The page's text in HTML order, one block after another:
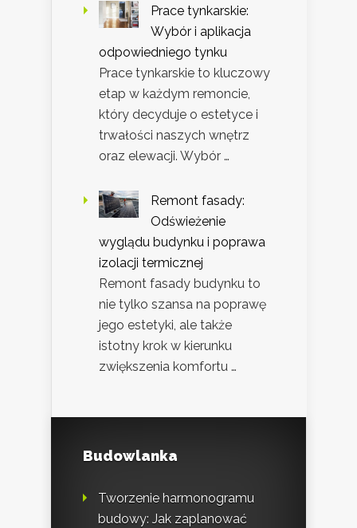
Prace tynkarskie:
Wybór i aplikacja
odpowiedniego tynku
Prace tynkarskie to kluczowy
etap w każdym remoncie,
który decyduje o estetyce i
trwałości naszych wnętrz
oraz elewacji. Wybór …
Remont fasady:
Odświeżenie
wyglądu budynku i poprawa
izolacji termicznej
Remont fasady budynku to
nie tylko szansa na poprawę
jego estetyki, ale także
istotny krok w kierunku
zwiększenia komfortu …
Budowlanka
Tworzenie harmonogramu
budowy: Jak zaplanować